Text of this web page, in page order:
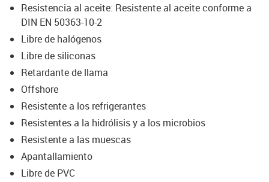
Resistencia al aceite: Resistente al aceite conforme a
DIN EN 50363-10-2
Libre de halógenos
Libre de siliconas
Retardante de llama
Offshore
Resistente a los refrigerantes
Resistentes a la hidrólisis y a los microbios
Resistente a las muescas
Apantallamiento
Libre de PVC